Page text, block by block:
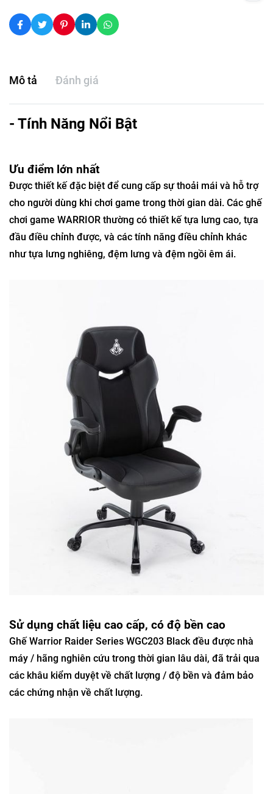
Mô tả Đánh giá
- Tính Năng Nổi Bật
Ưu điểm lớn nhất
Được thiết kế đặc biệt để cung cấp sự thoải mái và hỗ trợ
cho người dùng khi chơi game trong thời gian dài. Các ghế
chơi game WARRIOR thường có thiết kế tựa lưng cao, tựa
đầu điều chỉnh được, và các tính năng điều chỉnh khác
như tựa lưng nghiêng, đệm lưng và đệm ngồi êm ái.
Sử dụng chất liệu cao cấp, có độ bền cao
Ghế Warrior Raider Series WGC203 Black đều được nhà
máy / hãng nghiên cứu trong thời gian lâu dài, đã trải qua
các khâu kiểm duyệt về chất lượng / độ bền và đảm bảo
các chứng nhận về chất lượng.